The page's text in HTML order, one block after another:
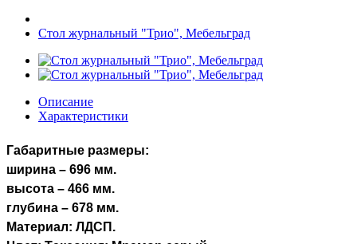
Стол журнальный "Трио", Мебельград
Описание
Характеристики
Габаритные размеры:
ширина – 696 мм.
высота – 466 мм.
глубина – 678 мм.
Материал: ЛДСП.